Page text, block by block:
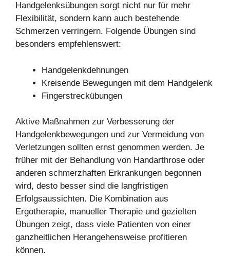
Handgelenksübungen sorgt nicht nur für mehr
Flexibilität, sondern kann auch bestehende
Schmerzen verringern. Folgende Übungen sind
besonders empfehlenswert:
Handgelenkdehnungen
Kreisende Bewegungen mit dem Handgelenk
Fingerstreckübungen
Aktive Maßnahmen zur Verbesserung der
Handgelenkbewegungen und zur Vermeidung von
Verletzungen sollten ernst genommen werden. Je
früher mit der Behandlung von Handarthrose oder
anderen schmerzhaften Erkrankungen begonnen
wird, desto besser sind die langfristigen
Erfolgsaussichten. Die Kombination aus
Ergotherapie, manueller Therapie und gezielten
Übungen zeigt, dass viele Patienten von einer
ganzheitlichen Herangehensweise profitieren
können.